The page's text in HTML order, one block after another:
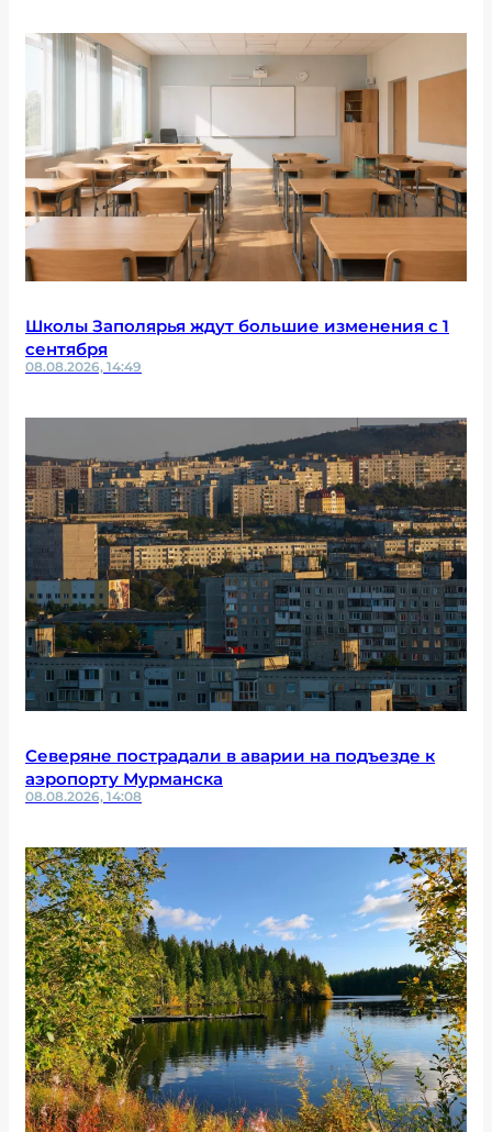
Школы Заполярья ждут большие изменения с 1
сентября
08.08.2026, 14:49
Северяне пострадали в аварии на подъезде к
аэропорту Мурманска
08.08.2026, 14:08